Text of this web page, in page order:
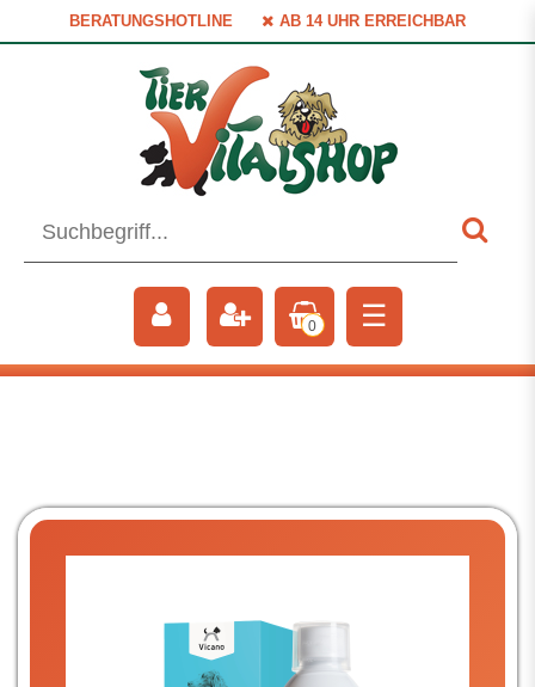
BERATUNGSHOTLINE AB 14 UHR ERREICHBAR
0 ☰